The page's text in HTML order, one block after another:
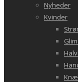
Nyheder
Kvinder